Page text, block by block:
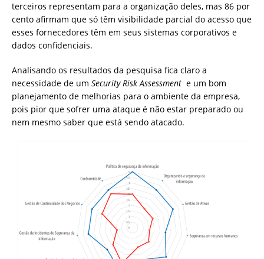
terceiros representam para a organização deles, mas 86 por
cento afirmam que só têm visibilidade parcial do acesso que
esses fornecedores têm em seus sistemas corporativos e
dados confidenciais.
Analisando os resultados da pesquisa fica claro a
necessidade de um Security Risk Assessment e um bom
planejamento de melhorias para o ambiente da empresa,
pois pior que sofrer uma ataque é não estar preparado ou
nem mesmo saber que está sendo atacado.